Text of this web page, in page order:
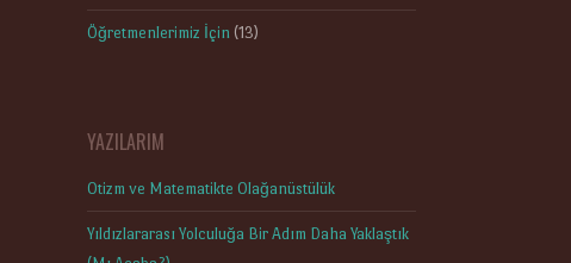
Öğretmenlerimiz İçin (13)
YAZILARIM
Otizm ve Matematikte Olağanüstülük
Yıldızlararası Yolculuğa Bir Adım Daha Yaklaştık